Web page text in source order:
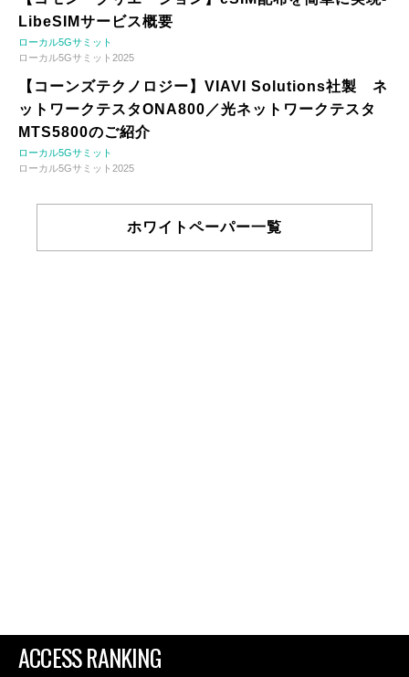
LibeSIMサービス概要
ローカル5Gサミット
ローカル5Gサミット2025
【コーンズテクノロジー】VIAVI Solutions社製 ネ
ットワークテスタONA800／光ネットワークテスタ
MTS5800のご紹介
ローカル5Gサミット
ローカル5Gサミット2025
ホワイトペーパー一覧
ACCESS RANKING